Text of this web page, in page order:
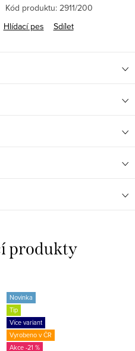
Kód produktu: 2911/200
Hlídací pes Sdílet
produkty
Novinka
Tip
Více variant
Vyrobeno v ČR
-21 %